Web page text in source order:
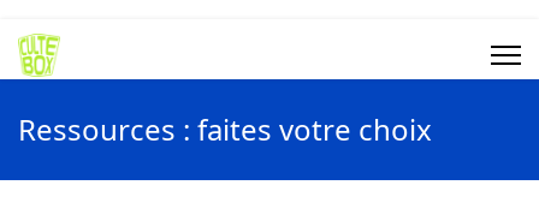
Ressources : faites votre choix